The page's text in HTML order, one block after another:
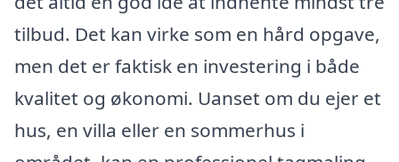
tilbud. Det kan virke som en hård opgave,
men det er faktisk en investering i både
kvalitet og økonomi. Uanset om du ejer et
hus, en villa eller en sommerhus i